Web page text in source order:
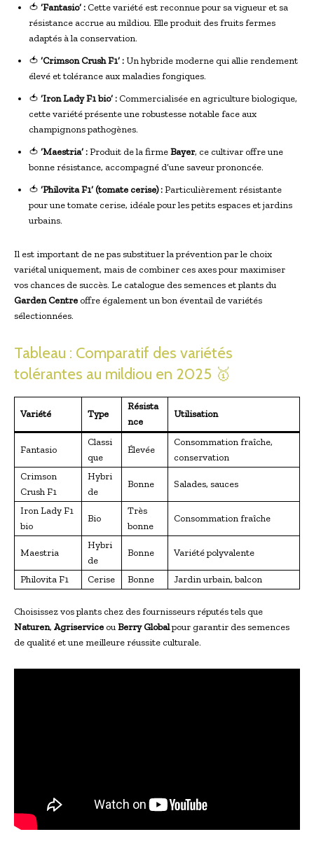
🍅 ‘Fantasio’ : Cette variété est reconnue pour sa vigueur et sa
résistance accrue au mildiou. Elle produit des fruits fermes
adaptés à la conservation.
🍅 ‘Crimson Crush F1’ : Un hybride moderne qui allie rendement
élevé et tolérance aux maladies fongiques.
🍅 ‘Iron Lady F1 bio’ : Commercialisée en agriculture biologique,
cette variété présente une robustesse notable face aux
champignons pathogènes.
🍅 ‘Maestria’ :Produit de la firmeBayer, ce cultivar offre une
bonne résistance, accompagné d’une saveur prononcée.
🍅 ‘Philovita F1’ (tomate cerise) :Particulièrement résistante
pour une tomate cerise, idéale pour les petits espaces et jardins
urbains.
Il est important de ne pas substituer la prévention par le choix
variétal uniquement, mais de combiner ces axes pour maximiser
vos chances de succès. Le catalogue des semences et plants du
Garden Centre offre également un bon éventail de variétés
sélectionnées.
Tableau : Comparatif des variétés
tolérantes au mildiou en 2025 🥇
Variété Type
Résista
nce
Utilisation
Fantasio
Classi
que
Élevée
Consommation fraîche,
conservation
Crimson
Crush F1
Hybri
de
Bonne Salades, sauces
Iron Lady F1
bio
Bio
Très
bonne
Consommation fraîche
Maestria
Hybri
de
Bonne Variété polyvalente
Philovita F1 Cerise Bonne Jardin urbain, balcon
Choisissez vos plants chez des fournisseurs réputés tels que
Naturen, Agriservice ouBerry Globalpour garantir des semences
de qualité et une meilleure réussite culturale.